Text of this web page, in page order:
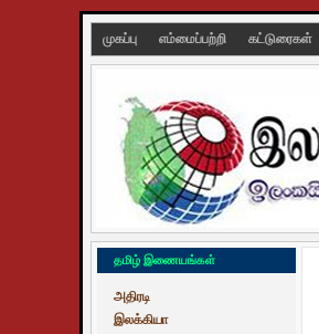
முகப்பு எம்மைப்பற்றி கட்டுரைகள்
தமிழ் இணையங்கள்
அதிரடி
இலக்கியா